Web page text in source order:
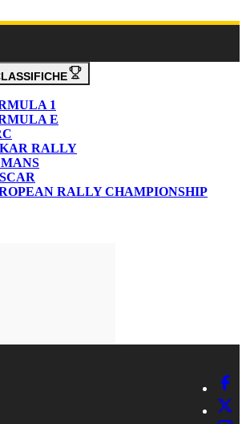
1
E
RALLY
RALLY CHAMPIONSHIP